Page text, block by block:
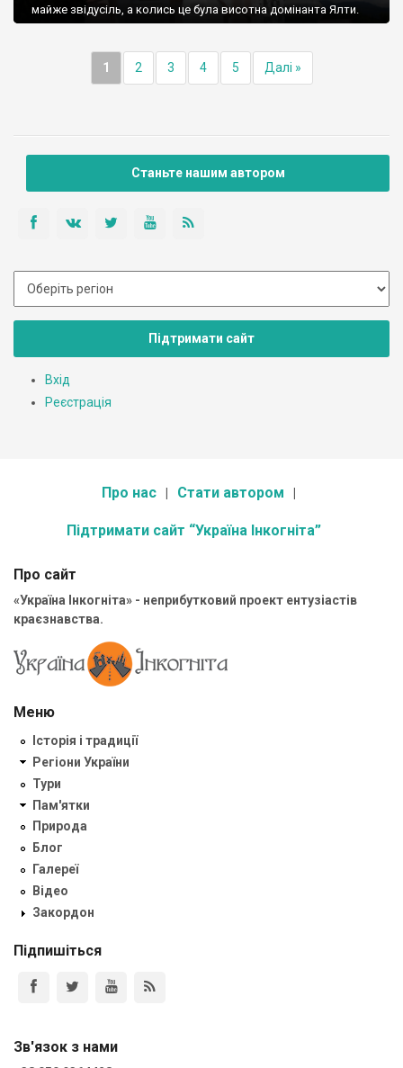
майже звідусіль, а колись це була висотна домінанта Ялти.
1 2 3 4 5 Далі »
Станьте нашим автором
Підтримати сайт
Вхід
Реєстрація
Про нас Стати автором
Підтримати сайт “Україна Інкогніта”
Про сайт
«Україна Інкогніта» - неприбутковий проект ентузіастів
краєзнавства.
Меню
Історія і традиції
Регіони України
Тури
Пам'ятки
Природа
Блог
Галереї
Відео
Закордон
Підпишіться
Зв'язок з нами